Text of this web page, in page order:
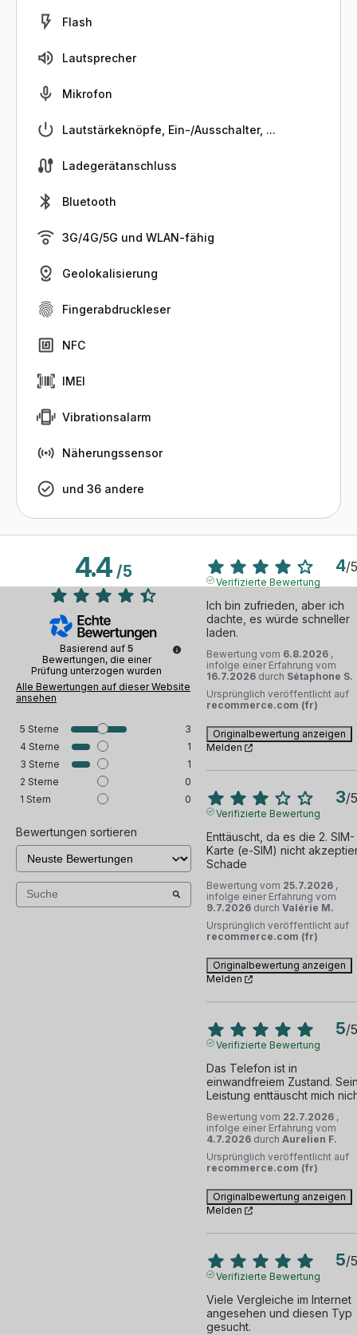
Flash
Lautsprecher
Mikrofon
Lautstärkeknöpfe, Ein-/Ausschalter, ...
Ladegerätanschluss
Bluetooth
3G/4G/5G und WLAN-fähig
Geolokalisierung
Fingerabdruckleser
NFC
IMEI
Vibrationsalarm
Näherungssensor
und 36 andere
4.4/5
Basierend auf 5
Bewertungen, die einer
Prüfung unterzogen wurden
Alle Bewertungen auf dieser Website
ansehen
5 Sterne
3
4 Sterne
1
3 Sterne
1
2 Sterne
0
1 Stern 0
Bewertungen sortieren
4/5
Verifizierte Bewertung
Ich bin zufrieden, aber ich
dachte, es würde schneller
laden.
Bewertung vom 6.8.2026 ,
infolge einer Erfahrung vom
16.7.2026 durch Sétaphone S.
Ursprünglich veröffentlicht auf
recommerce.com (fr)
Originalbewertung anzeigen
Melden
3/5
Verifizierte Bewertung
Enttäuscht, da es die 2. SIM-
Karte (e-SIM) nicht
Schade
Bewertung vom 25.7.2026 ,
infolge einer Erfahrung vom
9.7.2026 durch Valérie M.
Ursprünglich veröffentlicht auf
recommerce.com (fr)
Originalbewertung anzeigen
Melden
5/5
Verifizierte Bewertung
Das Telefon ist in
einwandfreiem Zustand.
Leistung enttäuscht mich
Bewertung vom 22.7.2026 ,
infolge einer Erfahrung vom
4.7.2026 durch Aurelien F.
Ursprünglich veröffentlicht auf
recommerce.com (fr)
Originalbewertung anzeigen
Melden
5/5
Verifizierte Bewertung
Viele Vergleiche im Internet
angesehen und diesen Typ
gesucht.